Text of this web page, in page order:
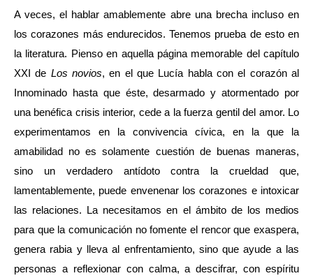
A veces, el hablar amablemente abre una brecha incluso en
los corazones más endurecidos. Tenemos prueba de esto en
la literatura. Pienso en aquella página memorable del capítulo
XXI de Los novios, en el que Lucía habla con el corazón al
Innominado hasta que éste, desarmado y atormentado por
una benéfica crisis interior, cede a la fuerza gentil del amor. Lo
experimentamos en la convivencia cívica, en la que la
amabilidad no es solamente cuestión de buenas maneras,
sino un verdadero antídoto contra la crueldad que,
lamentablemente, puede envenenar los corazones e intoxicar
las relaciones. La necesitamos en el ámbito de los medios
para que la comunicación no fomente el rencor que exaspera,
genera rabia y lleva al enfrentamiento, sino que ayude a las
personas a reflexionar con calma, a descifrar, con espíritu